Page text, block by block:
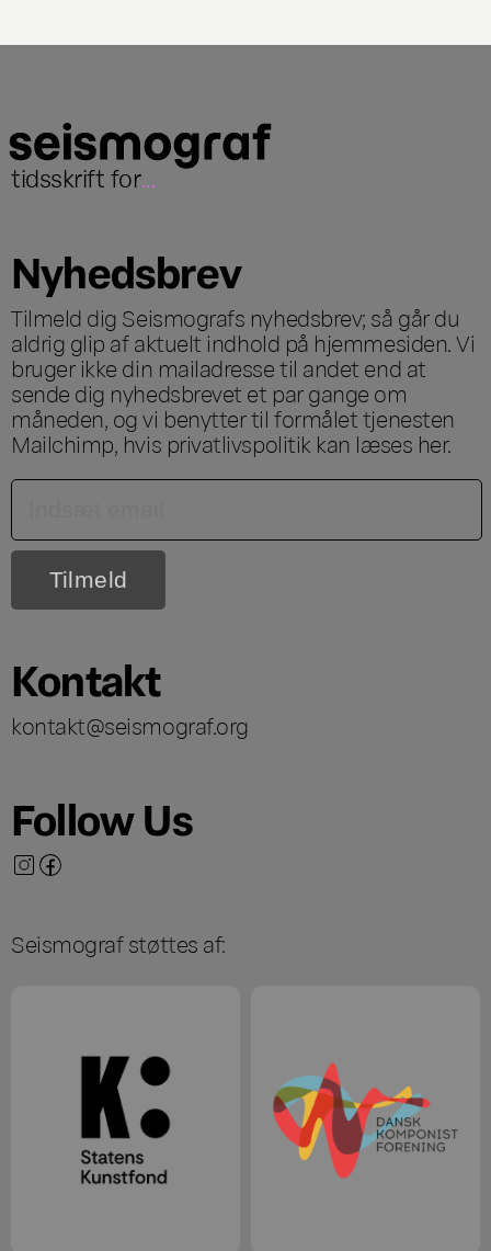
tidsskrift for...
Nyhedsbrev
Tilmeld dig Seismografs nyhedsbrev; så går du
aldrig glip af aktuelt indhold på hjemmesiden. Vi
bruger ikke din mailadresse til andet end at
sende dig nyhedsbrevet et par gange om
måneden, og vi benytter til formålet tjenesten
Mailchimp, hvis privatlivspolitik kan læses her.
Kontakt
kontakt@seismograf.org
Follow Us
Seismograf støttes af: